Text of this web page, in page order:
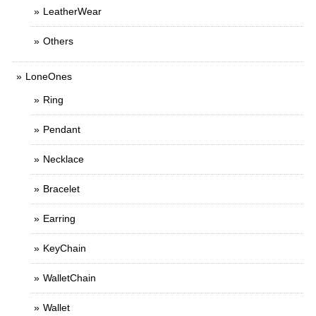
LeatherWear
Others
LoneOnes
Ring
Pendant
Necklace
Bracelet
Earring
KeyChain
WalletChain
Wallet